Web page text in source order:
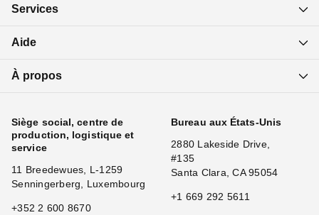
Services
Aide
À propos
Siège social, centre de
production, logistique et
service
11 Breedewues, L-1259
Senningerberg, Luxembourg
+352 2 600 8670
Bureau aux États-Unis
2880 Lakeside Drive,
#135
Santa Clara, CA 95054
+1 669 292 5611